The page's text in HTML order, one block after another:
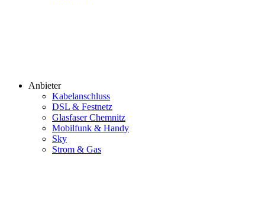
Anbieter
Kabelanschluss
DSL & Festnetz
Glasfaser Chemnitz
Mobilfunk & Handy
Sky
Strom & Gas